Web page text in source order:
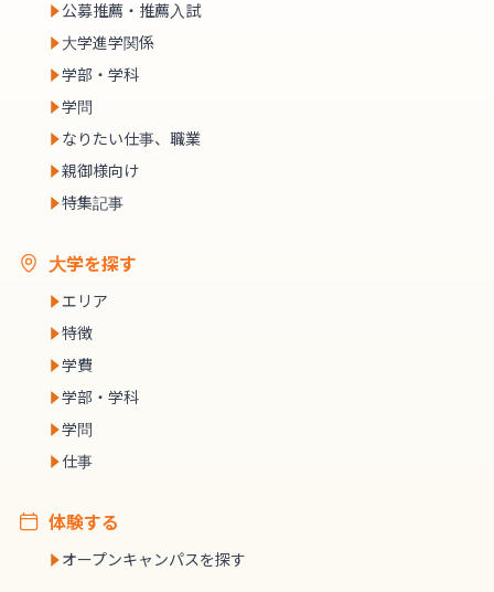
公募推薦・推薦入試
大学進学関係
学部・学科
学問
なりたい仕事、職業
親御様向け
特集記事
大学を探す
エリア
特徴
学費
学部・学科
学問
仕事
体験する
オープンキャンパスを探す